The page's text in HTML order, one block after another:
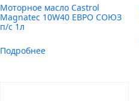
Моторное масло Castrol
Magnatec 10W40 ЕВРО СОЮЗ
п/с 1л
Подробнее